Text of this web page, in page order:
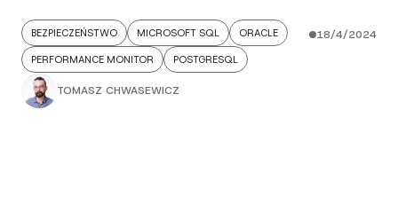
BEZPIECZEŃSTWO MICROSOFT SQL ORACLE
PERFORMANCE MONITOR POSTGRESQL
18/4/2024
TOMASZ CHWASEWICZ